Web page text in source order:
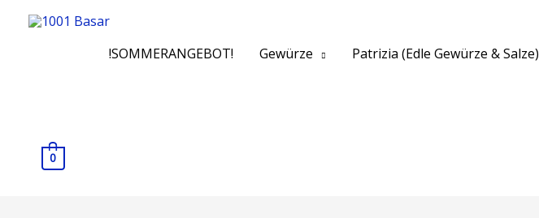
!SOMMERANGEBOT! Gewürze Patrizia (Edle Gewürze & Salze)
0